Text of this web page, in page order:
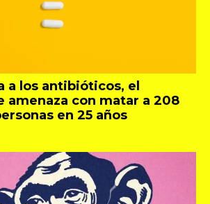
a los antibióticos, el
amenaza con matar a 208
en 25 años